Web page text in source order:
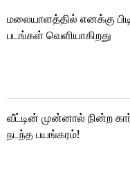
மலையாளத்தில் எனக்கு
படங்கள் வெளியாகிறது
வீட்டின் முன்னால் நின்ற
நடந்த பயங்கரம்!